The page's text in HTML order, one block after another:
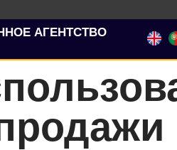
АГЕНТСТВО